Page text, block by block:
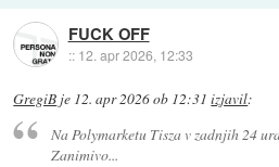
FUCK OFF
:: 12. apr 2026, 12:33
GregiB je 12. apr 2026 ob 12:31 izjavil:
Na Polymarketu Tisza v zadnjih 24
Zanimivo...